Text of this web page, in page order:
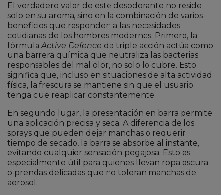
El verdadero valor de este desodorante no reside
solo en su aroma, sino en la combinación de varios
beneficios que responden a las necesidades
cotidianas de los hombres modernos. Primero, la
fórmula Active Defence de triple acción actúa como
una barrera química que neutraliza las bacterias
responsables del mal olor, no solo lo cubre. Esto
significa que, incluso en situaciones de alta actividad
física, la frescura se mantiene sin que el usuario
tenga que reaplicar constantemente.
En segundo lugar, la presentación en barra permite
una aplicación precisa y seca. A diferencia de los
sprays que pueden dejar manchas o requerir
tiempo de secado, la barra se absorbe al instante,
evitando cualquier sensación pegajosa. Esto es
especialmente útil para quienes llevan ropa oscura
o prendas delicadas que no toleran manchas de
aerosol.